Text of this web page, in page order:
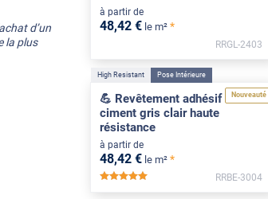
d’un
la plus
à partir de
48,42 € le m² *
RRGL-2403
Nouveauté
High Resistant Pose Intérieure
💪 Revêtement adhésif effet
ciment gris clair haute
résistance
à partir de
48,42 € le m² *
RRBE-3004